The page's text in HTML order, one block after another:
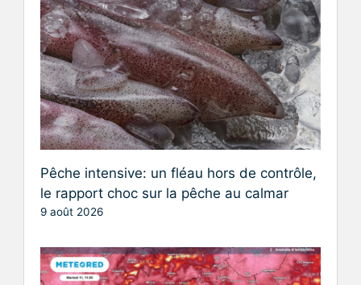
Pêche intensive: un fléau hors de contrôle,
le rapport choc sur la pêche au calmar
9 août 2026